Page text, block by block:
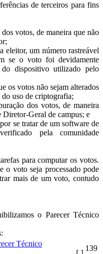
de terceiros para fins
votos, de maneira que não
eleitor, um número rastreável
se o voto foi devidamente
dispositivo utilizado pelo
os votos não sejam alterados
uso de criptografia;
dos votos, de maneira
Diretor-Geral de campus; e
se tratar de um software de
pela comunidade
para computar os votos.
o voto seja processado pode
mais de um voto, contudo
o Parecer Técnico
139